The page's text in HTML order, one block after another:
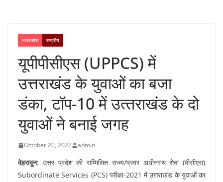
उत्तराखंड राष्ट्रीय
यूपीपीसीएस (UPPCS) में
उत्तराखंड के युवाओं का बजा
डंका, टॉप-10 में उत्‍तराखंड के दो
युवाओं ने बनाई जगह
October 20, 2022 admin
देहरादून: उत्तर प्रदेश की सम्मिलित राज्य/प्रवर अधीनस्थ सेवा (पीसीएस)
Subordinate Services (PCS) परीक्षा-2021 में उत्तराखंड के युवाओं का